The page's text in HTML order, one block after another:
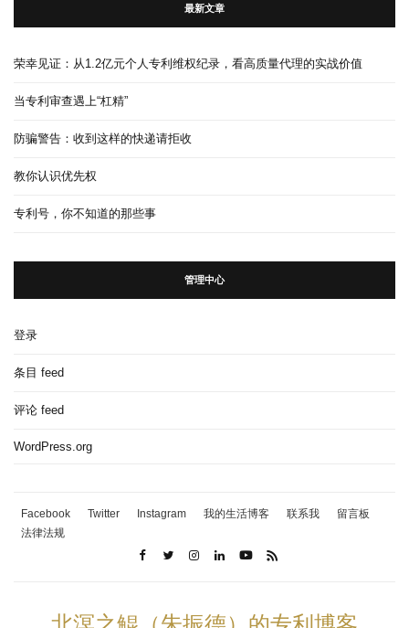
最新文章
荣幸见证：从1.2亿元个人专利维权纪录，看高质量代理的实战价值
当专利审查遇上“杠精”
防骗警告：收到这样的快递请拒收
教你认识优先权
专利号，你不知道的那些事
管理中心
登录
条目 feed
评论 feed
WordPress.org
Facebook Twitter Instagram 我的生活博客 联系我
留言板
法律法规